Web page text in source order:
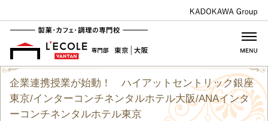
企業連携授業が始動！ ハイアットセントリック銀座
東京/インターコンチネンタルホテル大阪/ANAインタ
ーコンチネンタルホテル東京